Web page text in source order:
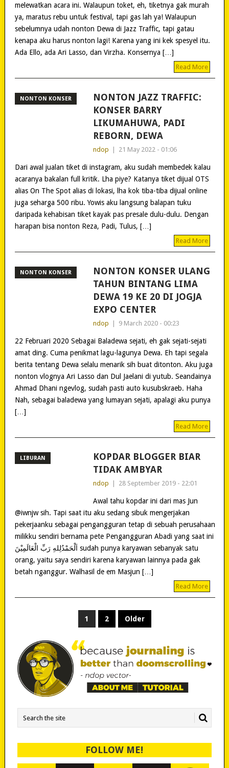
melewatkan acara ini. Walaupun toket, eh, tiketnya gak murah
ya, maratus rebu untuk festival, tapi gas lah ya! Walaupun
sebelumnya udah nonton Dewa di Jazz Traffic, tapi gatau
kenapa aku harus nonton lagi! Karena yang ini kek spesyel itu.
Ada Ello, ada Ari Lasso, dan Virzha. Konsernya […]
Read More
NONTON KONSER
NONTON JAZZ TRAFFIC:
KONSER BARRY
LIKUMAHUWA, PADI
REBORN, DEWA
ndop 21 May 2022 - 01:06
Dari awal jualan tiket di instagram, aku sudah membedek kalau
acaranya bakalan full kritik. Lha piye? Katanya tiket dijual OTS
alias On The Spot alias di lokasi, lha kok tiba-tiba dijual online
juga seharga 500 ribu. Yowis aku langsung balapan tuku
daripada kehabisan tiket kayak pas presale dulu-dulu. Dengan
harapan bisa nonton Reza, Padi, Tulus, […]
Read More
NONTON KONSER
NONTON KONSER ULANG
TAHUN BINTANG LIMA
DEWA 19 KE 20 DI JOGJA
EXPO CENTER
ndop 9 March 2020 - 00:23
22 Februari 2020 Sebagai Baladewa sejati, eh gak sejati-sejati
amat ding. Cuma penikmat lagu-lagunya Dewa. Eh tapi segala
berita tentang Dewa selalu menarik sih buat ditonton. Aku juga
nonton vlognya Ari Lasso dan Dul Jaelani di yutub. Seandainya
Ahmad Dhani ngevlog, sudah pasti auto kusubskraeb. Haha
Nah, sebagai baladewa yang lumayan sejati, apalagi aku punya
[…]
Read More
LIBURAN
KOPDAR BLOGGER BIAR
TIDAK AMBYAR
ndop 28 September 2019 - 22:01
Awal tahu kopdar ini dari mas Jun
@iwnjw sih. Tapi saat itu aku sedang sibuk mengerjakan
pekerjaanku sebagai pengangguran tetap di sebuah perusahaan
milikku sendiri bernama pete Pengangguran Abadi yang saat ini
orang, yaitu saya sendiri karena karyawan lainnya pada gak
betah nganggur. Walhasil de em Masjun […]
Read More
1 2 Older
FOLLOW ME!